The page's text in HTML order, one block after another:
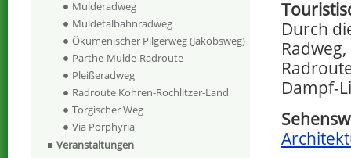
Durch
Dampf-
Mulderadweg
Muldetalbahnradweg
Ökumenischer Pilgerweg (Jakobsweg)
Parthe-Mulde-Radroute
Pleißeradweg
Radroute Kohren-Rochlitzer-Land
Torgischer Weg
Via Porphyria
Veranstaltungen